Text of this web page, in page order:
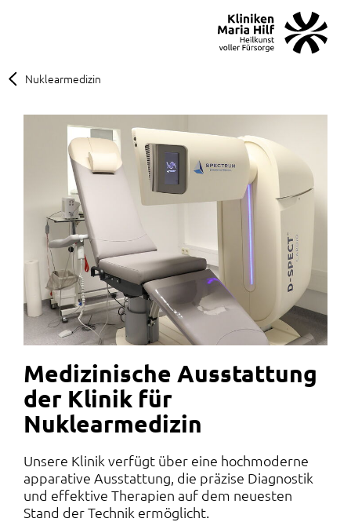
Nuklearmedizin
Medizinische Ausstattung
der Klinik für
Nuklearmedizin
Unsere Klinik verfügt über eine hochmoderne
apparative Ausstattung, die präzise Diagnostik
und effektive Therapien auf dem neuesten
Stand der Technik ermöglicht.